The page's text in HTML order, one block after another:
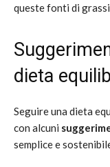
queste fonti di
dieta
Seguire una dieta
con alcuni
semplice e